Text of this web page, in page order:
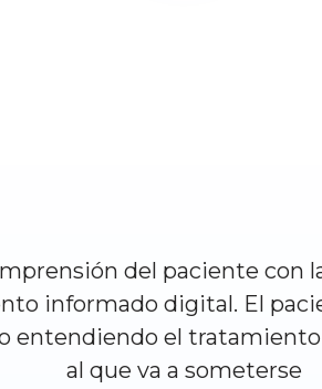
del paciente con
informado digital. El
entendiendo el
al que va a someterse